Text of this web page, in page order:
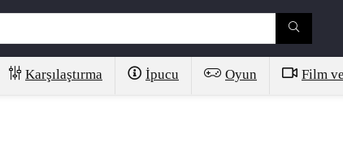
Karşılaştırma İpucu Oyun Film